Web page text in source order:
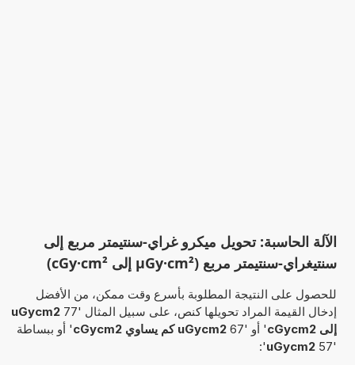
الآلة الحاسبة: تحويل ميكرو غراي-سنتيمتر مربع إلى
سنتيغراي-سنتيمتر مربع (µGy·cm² إلى cGy·cm²)
للحصول على النتيجة المطلوبة بأسرع وقت ممكن، من الأفضل
إدخال القيمة المراد تحويلها كنص، على سبيل المثال '77
uGycm2
إلى cGycm2
' أو '67 uGycm2 كم يساوي cGycm2
' أو ببساطة
'57
uGycm2
':